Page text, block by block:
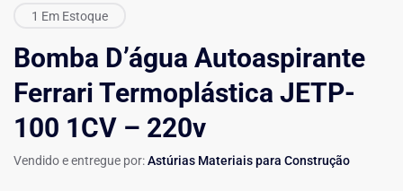
1 Em Estoque
Bomba D’água Autoaspirante
Ferrari Termoplástica JETP-
100 1CV – 220v
Vendido e entregue por:Astúrias Materiais para Construção